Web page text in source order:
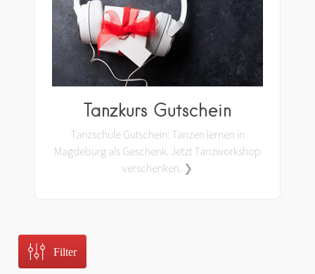
Tanzkurs Gutschein
Tanzschule Gutschein: Tanzen lernen in
Magdeburg als Geschenk. Jetzt Tanzworkshop
verschenken. ❯
Filter